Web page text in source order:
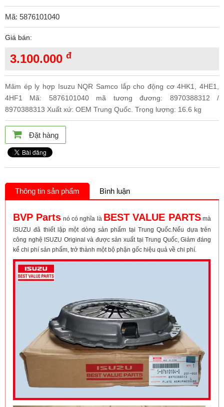
Mã: 5876101040
Giá bán:
3.100.000 đ
Mâm ép ly hợp Isuzu NQR Samco lắp cho động cơ 4HK1, 4HE1,
4HF1 Mã: 5876101040 mã tương đương: 8970388312 /
8970388313 Xuất xứ: OEM Trung Quốc. Trọng lượng: 16.6 kg
Đặt hàng
Thông tin sản phẩm Bình luận
BVP Parts nó có nghĩa là BEST VALUE PARTSmà
ISUZU đã thiết lập một dòng sản phẩm tại Trung Quốc.Nếu dựa trên
công nghệ ISUZU Original và được sản xuất tại Trung Quốc, Giảm đáng
kể chi phí sản phẩm, trở thành một bộ phận gốc hiệu quả về chi phí.